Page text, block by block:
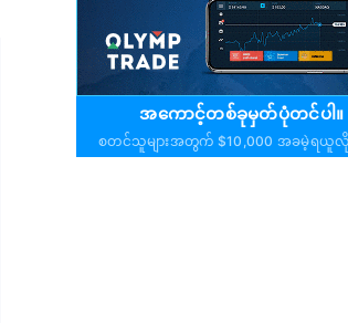
အကောင့်တစ်ခုမှတ်ပုံတင်ပါ။
စတင်သူများအတွက် $10,000 အခမဲ့ရယူလို